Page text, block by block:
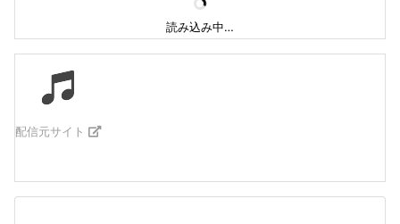
読み込み中…
配信元サイト